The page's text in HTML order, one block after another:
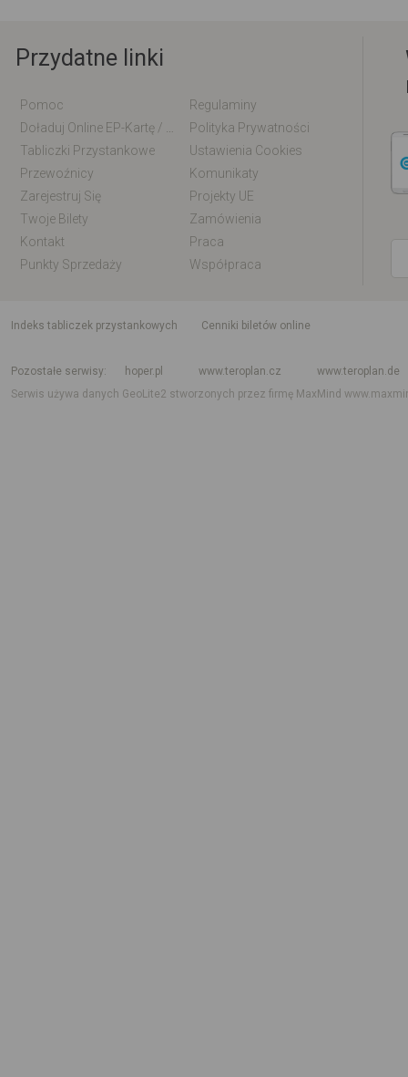
Przydatne linki
Pomoc
Regulaminy
Polityka Prywatności
Tabliczki Przystankowe
Ustawienia Cookies
Przewoźnicy
Komunikaty
Zarejestruj Się
Projekty UE
Twoje Bilety
Zamówienia
Kontakt
Praca
Punkty Sprzedaży
Współpraca
indeks tabliczek przystankowych
Cenniki biletów online
Pozostałe serwisy
hoper.pl www.teroplan.cz
www.teroplan.de
Serwis używa danych GeoLite2 stworzonych przez firmę MaxMind